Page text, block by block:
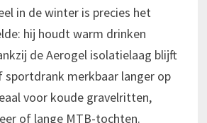
in de winter is precies het
hij houdt warm drinken
de Aerogel isolatielaag blijft
sportdrank merkbaar langer op
voor koude gravelritten,
of lange MTB-tochten.